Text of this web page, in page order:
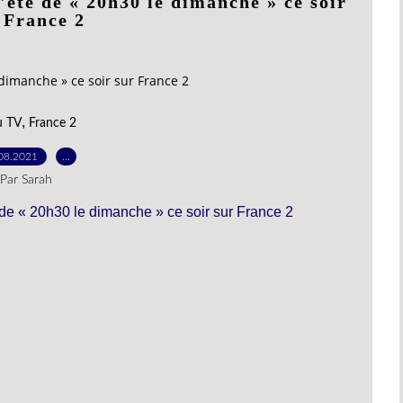
2
» ce soir sur France 2
TV, France 2
Par Sarah